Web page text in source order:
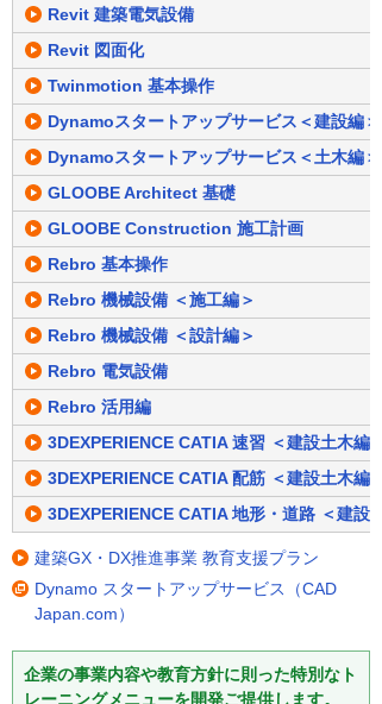
Revit 建築電気設備
Revit 図面化
Twinmotion 基本操作
Dynamoスタートアップサービス＜建設編＞
Dynamoスタートアップサービス＜土木編＞
GLOOBE Architect 基礎
GLOOBE Construction 施工計画
Rebro 基本操作
Rebro 機械設備 ＜施工編＞
Rebro 機械設備 ＜設計編＞
Rebro 電気設備
Rebro 活用編
3DEXPERIENCE CATIA 速習 ＜建設土木編＞
3DEXPERIENCE CATIA 配筋 ＜建設土木編＞
3DEXPERIENCE CATIA 地形・道路 ＜建設
建築GX・DX推進事業 教育支援プラン
Dynamo スタートアップサービス（CAD
Japan.com）
企業の事業内容や教育方針に則った特別なト
レーニングメニューを開発ご提供します。